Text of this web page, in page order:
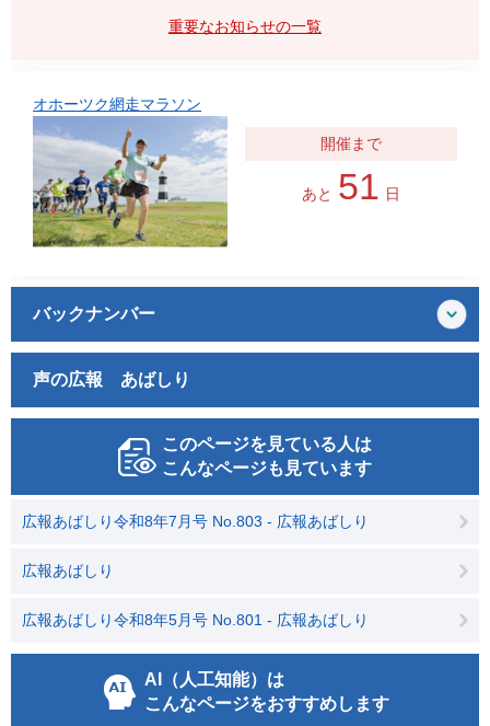
重要なお知らせの一覧
オホーツク網走マラソン
あと 51 日
バックナンバー
声の広報 あばしり
このページを見ている人は
こんなページも見ています
広報あばしり令和8年7月号 No.803 - 広報あばしり
広報あばしり
広報あばしり令和8年5月号 No.801 - 広報あばしり
AI（人工知能）は
こんなページをおすすめします